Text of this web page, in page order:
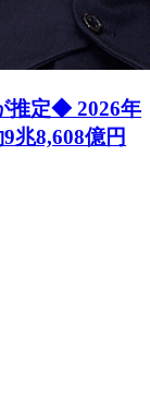
推定◆ 2026年
兆8,608億円